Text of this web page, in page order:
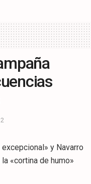
y Navarro
«cortina de humo»